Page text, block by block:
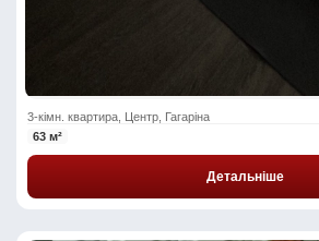
3-кімн. квартира, Центр, Гагаріна
63 м²
Детальніше